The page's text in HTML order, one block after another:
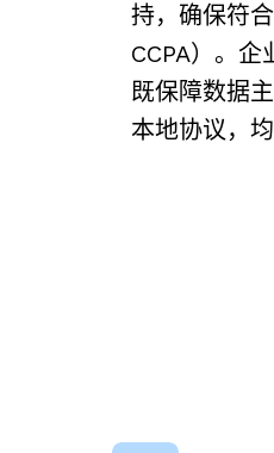
持， 确保符
CCPA）。企
既保障数据
本地协议，